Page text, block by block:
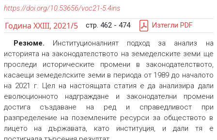
https://doi.org/10.53656/voc21-5.4ins
Година XXIII, 2021/5 стр. 462 - 474 Изтегли PDF
Резюме. Институционалният подход за анализ на
историята на законодателството на земеделските земи ще
проследи историческите промени в законодателството,
касаещи земеделските земи в периода от 1989 до началото
на 2021 г. Цел на настоящата статия е да анализира дали
еволюционното надграждане и законодателни промени
достига създаване на ред и справедливост при
разпределение на поземлените ресурси за обществото в
лицето на държавата, като институция, и дали тя е